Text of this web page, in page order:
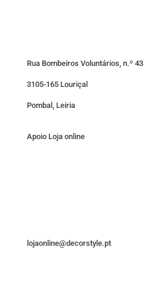
Rua Bombeiros Voluntários, n.º 43
3105-165 Louriçal
Pombal, Leiria
Apoio Loja online
lojaonline@decorstyle.pt